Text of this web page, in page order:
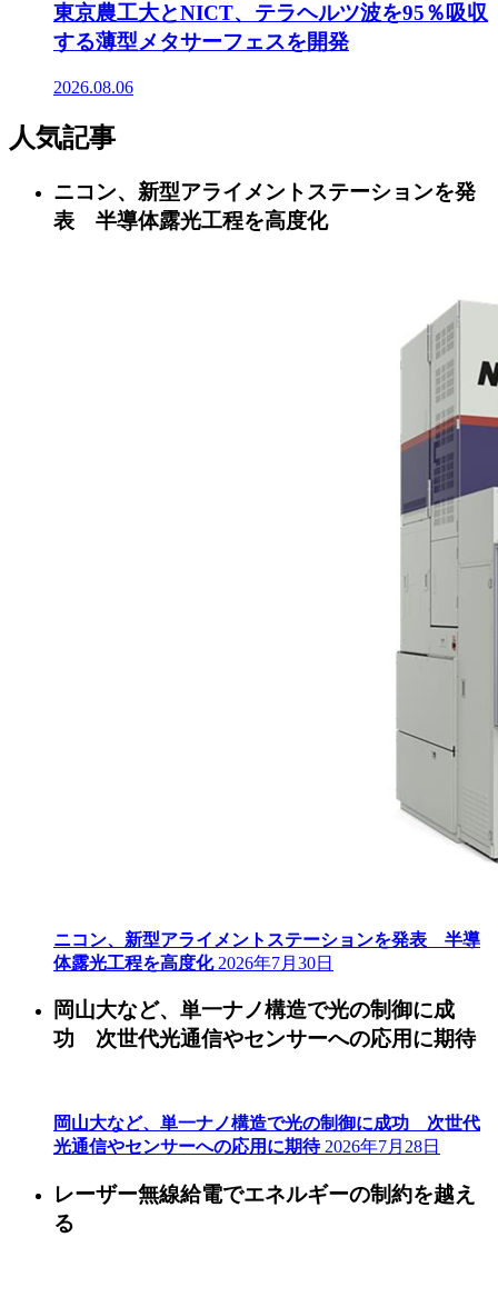
東京農工大とNICT、テラヘルツ波を95％吸収
する薄型メタサーフェスを開発
2026.08.06
人気記事
ニコン、新型アライメントステーションを発
表 半導体露光工程を高度化
ニコン、新型アライメントステーションを発表 半導
体露光工程を高度化 2026年7月30日
岡山大など、単一ナノ構造で光の制御に成
功 次世代光通信やセンサーへの応用に期待
岡山大など、単一ナノ構造で光の制御に成功 次世代
光通信やセンサーへの応用に期待 2026年7月28日
レーザー無線給電でエネルギーの制約を越え
る